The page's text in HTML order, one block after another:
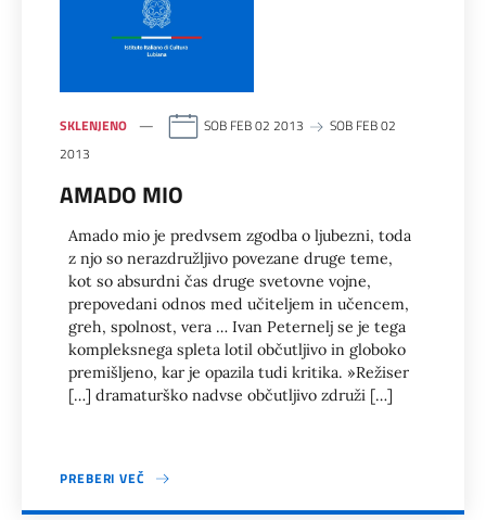
SKLENJENO SOB FEB 02 2013
SOB FEB 02
2013
AMADO MIO
Amado mio je predvsem zgodba o ljubezni, toda
z njo so nerazdružljivo povezane druge teme,
kot so absurdni čas druge svetovne vojne,
prepovedani odnos med učiteljem in učencem,
greh, spolnost, vera … Ivan Peternelj se je tega
kompleksnega spleta lotil občutljivo in globoko
premišljeno, kar je opazila tudi kritika. »Režiser
[…] dramaturško nadvse občutljivo združi […]
PREBERI VEČ